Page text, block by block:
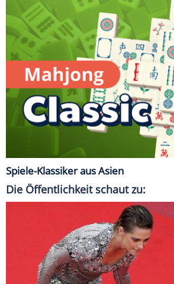
Spiele-Klassiker aus Asien
Die Öffentlichkeit schaut zu: